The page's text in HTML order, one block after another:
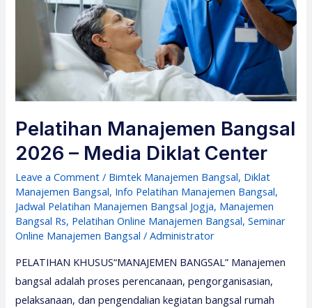
Pelatihan Manajemen Bangsal
2026 – Media Diklat Center
Leave a Comment / Bimtek Manajemen Bangsal, Diklat
Manajemen Bangsal, Info Pelatihan Manajemen Bangsal,
Jadwal Pelatihan Manajemen Bangsal Jogja, Manajemen
Bangsal Rs, Pelatihan Online Manajemen Bangsal,Seminar
Online Manajemen Bangsal /Administrator
PELATIHAN KHUSUS“MANAJEMEN BANGSAL” Manajemen
bangsal adalah proses perencanaan, pengorganisasian,
pelaksanaan, dan pengendalian kegiatan bangsal rumah